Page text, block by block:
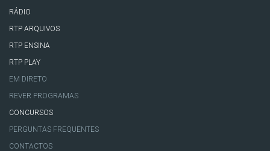
RÁDIO
RTP ARQUIVOS
RTP ENSINA
RTP PLAY
EM DIRETO
REVER PROGRAMAS
CONCURSOS
PERGUNTAS FREQUENTES
CONTACTOS